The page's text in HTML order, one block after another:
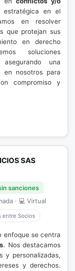
en el
en resolver
que protejan sus
en derecho
soluciones
una
en nosotros para
compromiso y
SAS
sanciones
· 💻 Virtual
entre Socios
enfoque se centra
. Nos destacamos
y personalizadas,
y derechos.